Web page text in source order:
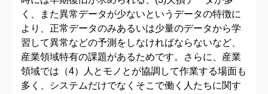
く、また異常データが少ないというデータの特徴に
より、正常データのみあるいは少量のデータから学
習して異常などの予測をしなければならないなど、
産業領域特有の課題があるためです。さらに、産業
領域では（4）人とモノとが協調して作業する場面も
多く、システムだけでなくそこで働く人たちに関す